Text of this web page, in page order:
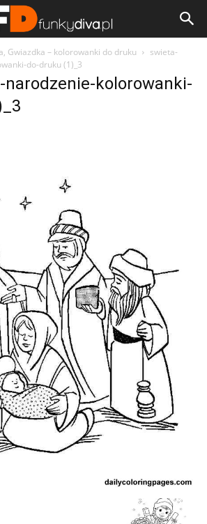
Gwiazdka – kolorowanki do druku
swieta-
do-druku (1)_3
narodzenie-kolorowanki-